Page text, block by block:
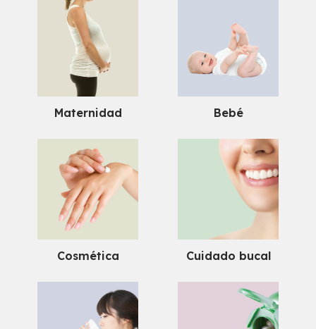
Maternidad Bebé
Cosmética Cuidado bucal